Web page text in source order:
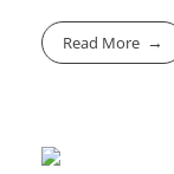
Read More